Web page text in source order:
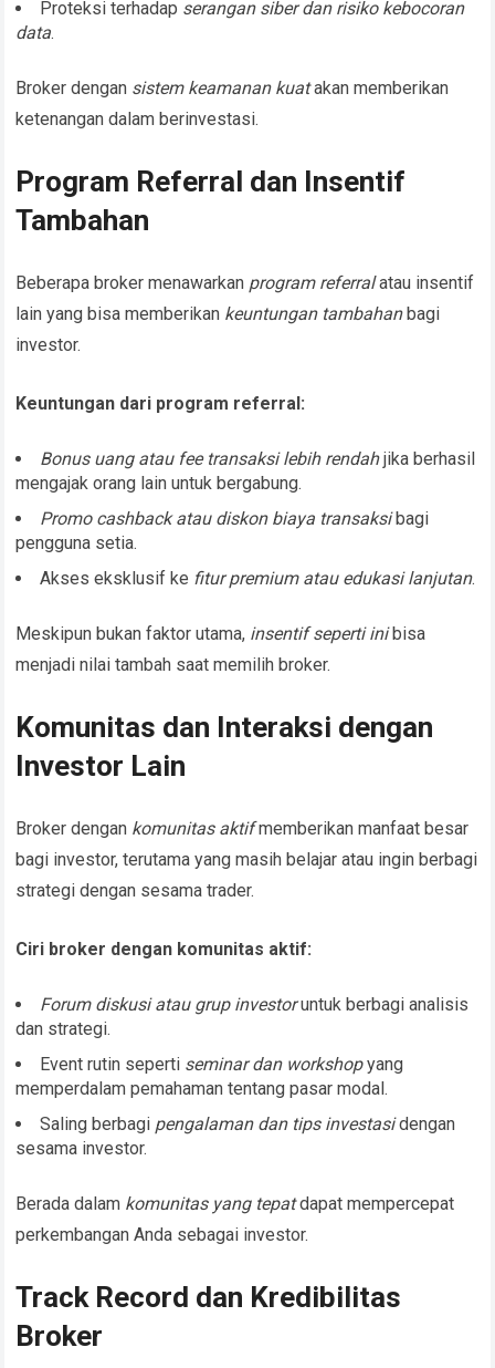
Proteksi terhadap serangan siber dan risiko kebocoran
data.
Broker dengan sistem keamanan kuatakan memberikan
ketenangan dalam berinvestasi.
Program Referral dan Insentif
Tambahan
Beberapa broker menawarkan program referralatau insentif
lain yang bisa memberikan keuntungan tambahanbagi
investor.
Keuntungan dari program referral:
Bonus uang atau fee transaksi lebih rendahjika berhasil
mengajak orang lain untuk bergabung.
Promo cashback atau diskon biaya transaksibagi
pengguna setia.
Akses eksklusif ke fitur premium atau edukasi lanjutan.
Meskipun bukan faktor utama, insentif seperti inibisa
menjadi nilai tambah saat memilih broker.
Komunitas dan Interaksi dengan
Investor Lain
Broker dengan komunitas aktifmemberikan manfaat besar
bagi investor, terutama yang masih belajar atau ingin berbagi
strategi dengan sesama trader.
Ciri broker dengan komunitas aktif:
Forum diskusi atau grup investoruntuk berbagi analisis
dan strategi.
Event rutin seperti seminar dan workshopyang
memperdalam pemahaman tentang pasar modal.
Saling berbagi pengalaman dan tips investasidengan
sesama investor.
Berada dalam komunitas yang tepatdapat mempercepat
perkembangan Anda sebagai investor.
Track Record dan Kredibilitas
Broker